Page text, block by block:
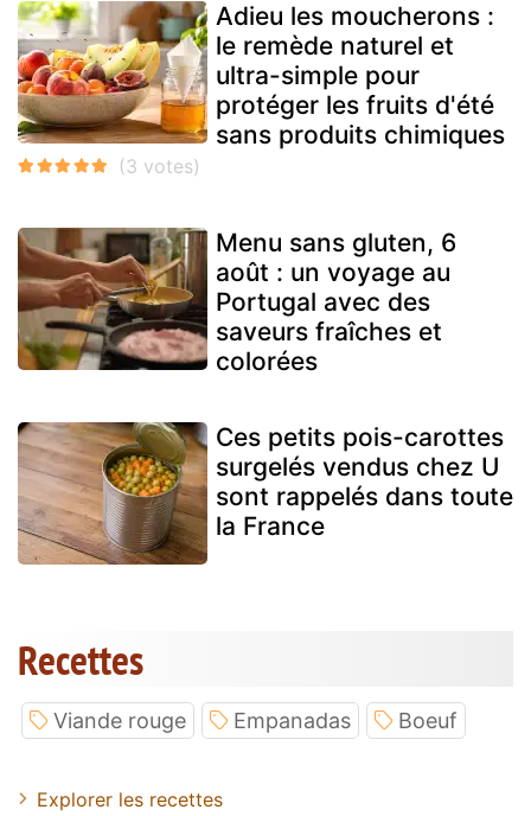
Adieu les moucherons :
le remède naturel et
ultra-simple pour
protéger les fruits d'été
sans produits chimiques
Menu sans gluten, 6
août : un voyage au
Portugal avec des
saveurs fraîches et
colorées
Ces petits pois-carottes
surgelés vendus chez U
sont rappelés dans toute
la France
Recettes
Viande rouge Empanadas Boeuf
Explorer les recettes